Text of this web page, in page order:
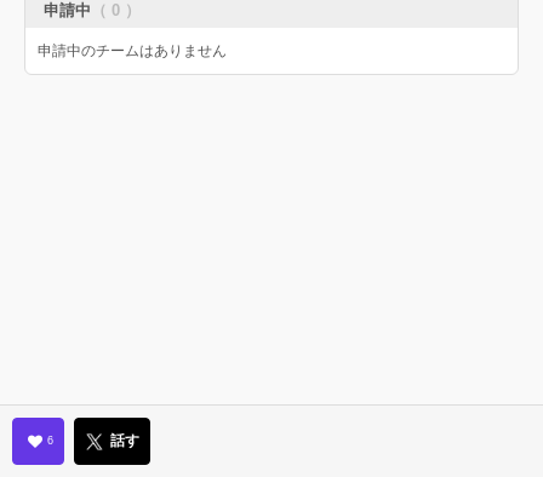
申請中 （ 0 ）
申請中のチームはありません
6 話す